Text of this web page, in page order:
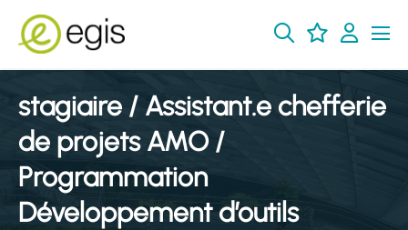
stagiaire / Assistant.e chefferie
de projets AMO /
Programmation
Développement d’outils